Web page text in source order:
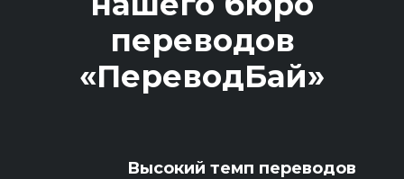
переводов
«ПереводБай»
Высокий темп переводов